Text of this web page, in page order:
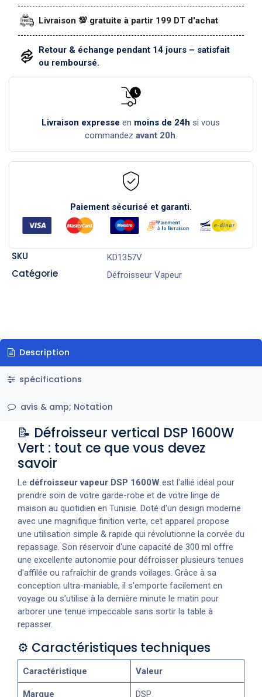
Livraison 💯 gratuite à partir 199 DT d'achat
Retour & échange pendant 14 jours – satisfait
ou remboursé.
Livraison expresse en moins de 24h si vous
commandez avant 20h.
Paiement sécurisé et garanti.
SKU KD1357V
Catégorie Défroisseur Vapeur
Description
spécifications
avis & amp; Notation
📝 Défroisseur vertical DSP 1600W
Vert : tout ce que vous devez
savoir
Le défroisseur vapeur DSP 1600W est l'allié idéal pour
prendre soin de votre garde-robe et de votre linge de
maison au quotidien en Tunisie. Doté d'un design moderne
avec une magnifique finition verte, cet appareil propose
une utilisation simple & rapide qui révolutionne la corvée du
repassage. Son réservoir d'une capacité de 300 ml offre
une excellente autonomie pour défroisser plusieurs tenues
d'affilée ou rafraîchir de grands voilages. Grâce à sa
conception ultra-maniable, il s'emporte facilement en
voyage ou s'utilise à la dernière minute le matin pour
arborer une tenue impeccable sans sortir la table à
repasser.
⚙️ Caractéristiques techniques
Caractéristique Valeur
Marque DSP